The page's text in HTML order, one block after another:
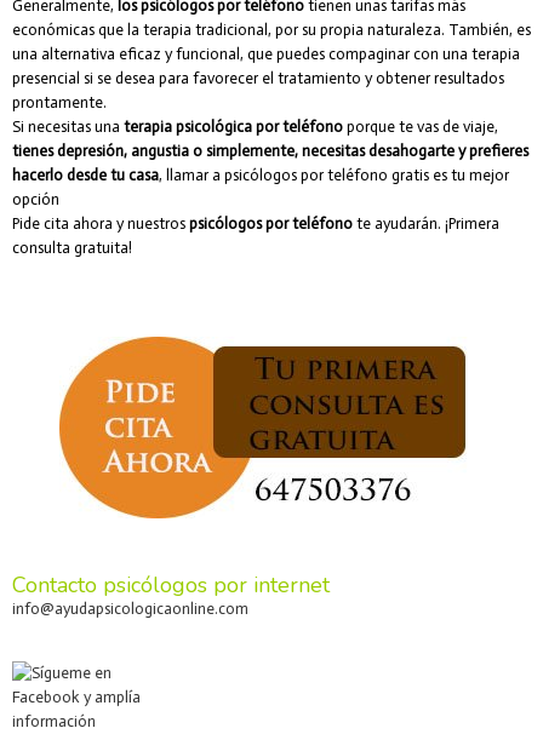
Generalmente, los psicólogos por teléfono tienen unas tarifas más
económicas que la terapia tradicional, por su propia naturaleza. También, es
una alternativa eficaz y funcional, que puedes compaginar con una terapia
presencial si se desea para favorecer el tratamiento y obtener resultados
prontamente.
Si necesitas una terapia psicológica por teléfono porque te vas de viaje,
tienes depresión, angustia o simplemente, necesitas desahogarte y prefieres
hacerlo desde tu casa, llamar a psicólogos por teléfono gratis es tu mejor
opción
Pide cita ahora y nuestros psicólogos por teléfono te ayudarán. ¡Primera
consulta gratuita!
Contacto psicólogos por internet
info@ayudapsicologicaonline.com